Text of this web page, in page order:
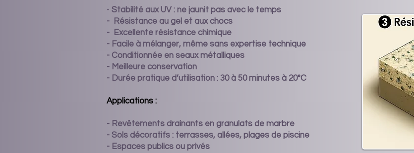
- Stabilité aux UV : ne jaunit pas avec le temps
- ️ Résistance au gel et aux chocs
- Excellente résistance chimique
- Facile à mélanger, même sans expertise technique
- Conditionnée en seaux métalliques
- Meilleure conservation
- Durée pratique d’utilisation : 30 à 50 minutes à 20°C
Applications :
- Revêtements drainants en granulats de marbre
- Sols décoratifs : terrasses, allées, plages de piscine
- Espaces publics ou privés